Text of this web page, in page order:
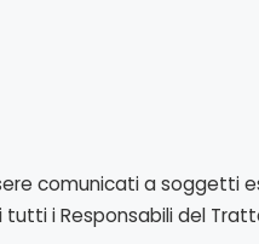
comunicati a
i Responsabili del